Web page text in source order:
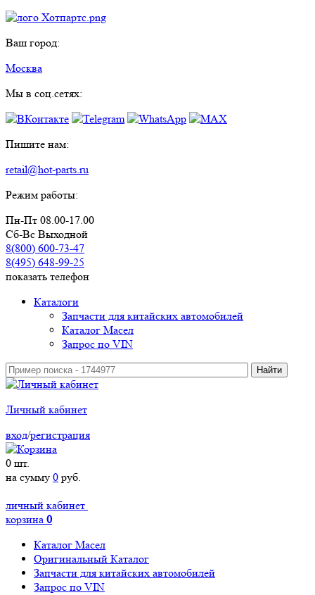
Ваш город:
Москва
Мы в соц.сетях:
Пишите нам:
retail@hot-parts.ru
Режим работы:
Пн-Пт 08.00-17.00
Сб-Вс Выходной
8(800) 600-73-47
8(495) 648-99-25
показать телефон
Каталоги
Запчасти для китайских автомобилей
Каталог Масел
Запрос по VIN
Личный кабинет
вход/регистрация
0 шт.
на сумму 0 руб.
личный кабинет
корзина 0
Каталог Масел
Оригинальный Каталог
Запчасти для китайских автомобилей
Запрос по VIN